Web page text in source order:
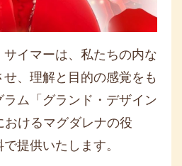
イマーは、私たちの内な
、理解と目的の感覚をも
ム「グランド・デザイン
けるマグダレナの役
提供いたします。